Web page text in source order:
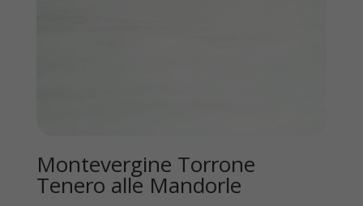
Montevergine Torrone
Tenero alle Mandorle